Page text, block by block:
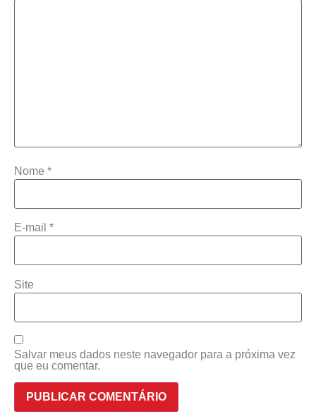
Nome *
E-mail *
Site
Salvar meus dados neste navegador para a próxima vez
que eu comentar.